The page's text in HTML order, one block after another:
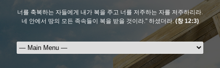
너를 축복하는 자들에게 내가 복을 주고 너를 저주하는 자를 저주하리라.
네 안에서 땅의 모든 족속들이 복을 받을 것이라." 하셨더라.(창 12:3)